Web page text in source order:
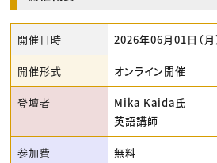
開催日時 2026年06月01日（
開催形式 オンライン開催
登壇者
Mika Kaida氏
英語講師
参加費 無料